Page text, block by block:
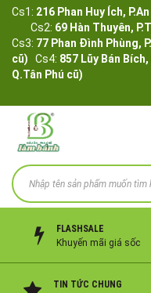
Cs1: 216 Phan Huy Ích,
Cs2: 69 Hàn Thuyên,
Cs3: 77 Phan Đình Phùng,
cũ) Cs4: 857 Lũy Bán
Q.Tân Phú cũ)
FLASHSALE
Khuyến mãi giá sốc
TIN TỨC CHUNG